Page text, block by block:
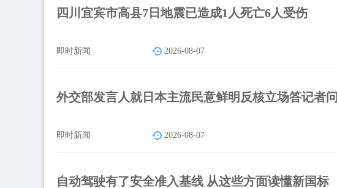
四川宜宾市高县7日地震已造成1人死亡6人受伤
即时新闻 2026-08-07
外交部发言人就日本主流民意鲜明反核立场答记者问
即时新闻 2026-08-07
自动驾驶有了安全准入基线 从这些方面读懂新国标